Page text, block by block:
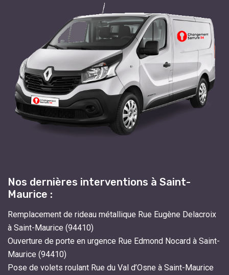
Nos dernières interventions à Saint-
Maurice :
Remplacement de rideau métallique Rue Eugène Delacroix
à Saint-Maurice (94410)
Ouverture de porte en urgence Rue Edmond Nocard à Saint-
Maurice (94410)
Pose de volets roulant Rue du Val d’Osne à Saint-Maurice